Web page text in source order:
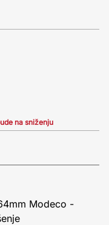
na sniženju
Modeco -